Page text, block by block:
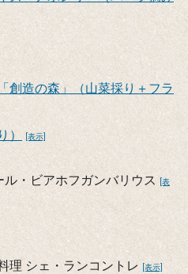
創造の森」（山菜採り＋フラ
） [表示]
ル・ビアホフガンバリウス [表
理 シェ・ランコントレ [表示]